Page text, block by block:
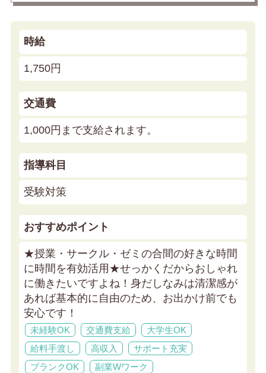
時給
1,750円
交通費
1,000円まで支給されます。
指導科目
受験対策
おすすめポイント
★授業・サークル・ゼミの合間の好きな時間
に時間を有効活用★せっかくだからおしゃれ
に働きたいですよね！身だしなみは清潔感が
あれば基本的に自由のため、お出かけ前でも
安心です！
未経験OK 交通費支給
大学生OK
給料手渡し
高収入
サポート充実
ブランクOK
副業Wワーク